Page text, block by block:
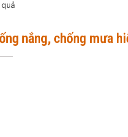
nắng, chống mưa